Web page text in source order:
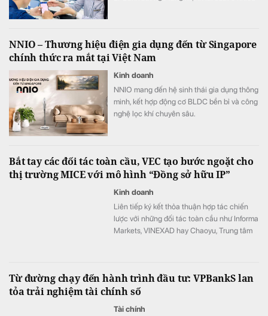
NNIO – Thương hiệu điện gia dụng đến từ Singapore
chính thức ra mắt tại Việt Nam
Kinh doanh
NNIO mang đến hệ sinh thái gia dụng thông
minh, kết hợp động cơ BLDC bền bỉ và công
nghệ lọc khí chuyên sâu.
Bắt tay các đối tác toàn cầu, VEC tạo bước ngoặt cho
thị trường MICE với mô hình “Đồng sở hữu IP”
Kinh doanh
Liên tiếp ký kết thỏa thuận hợp tác chiến
lược với những đối tác toàn cầu như Informa
Markets, VINEXAD hay Chaoyu, Trung tâm
Từ đường chạy đến hành trình đầu tư: VPBankS lan
tỏa trải nghiệm tài chính số
Tài chính